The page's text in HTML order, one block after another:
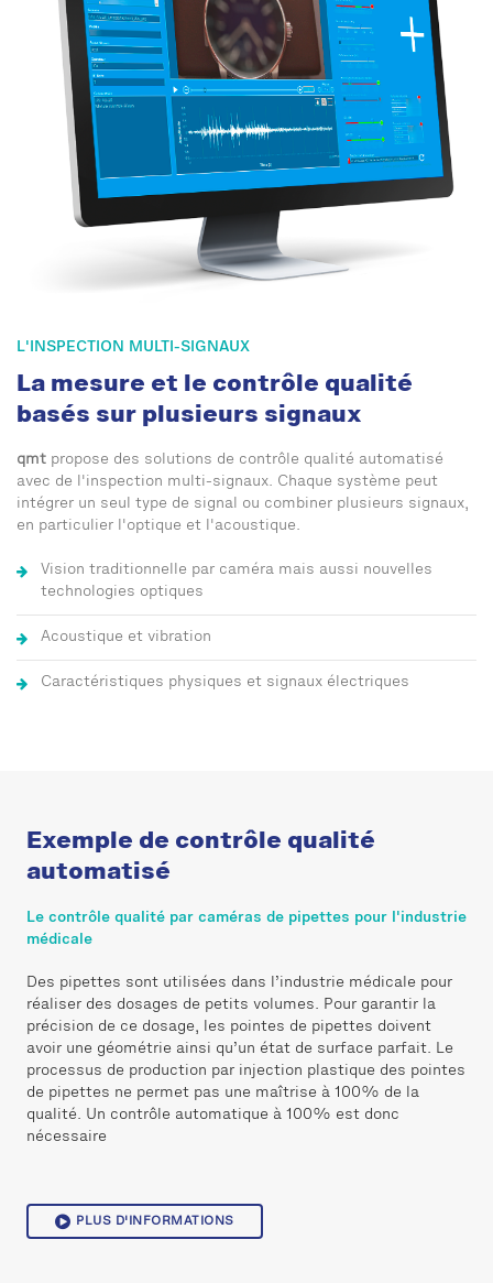
L'INSPECTION MULTI-SIGNAUX
La mesure et le contrôle qualité
basés sur plusieurs signaux
qmt propose des solutions de contrôle qualité automatisé
avec de l'inspection multi-signaux. Chaque système peut
intégrer un seul type de signal ou combiner plusieurs signaux,
en particulier l'optique et l'acoustique.
Vision traditionnelle par caméra mais aussi nouvelles
technologies optiques
Acoustique et vibration
Caractéristiques physiques et signaux électriques
Exemple de contrôle qualité
automatisé
Le contrôle qualité par caméras de pipettes pour l'industrie
médicale
Des pipettes sont utilisées dans l’industrie médicale pour
réaliser des dosages de petits volumes. Pour garantir la
précision de ce dosage, les pointes de pipettes doivent
avoir une géométrie ainsi qu’un état de surface parfait. Le
processus de production par injection plastique des pointes
de pipettes ne permet pas une maîtrise à 100% de la
qualité. Un contrôle automatique à 100% est donc
nécessaire
PLUS D'INFORMATIONS